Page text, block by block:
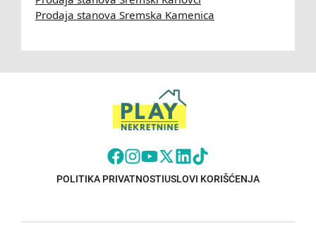
Prodaja stanova Sremska Kamenica
POLITIKA PRIVATNOSTIUSLOVI KORIŠĆENJA